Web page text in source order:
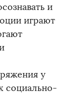
и
играют
у
социально-